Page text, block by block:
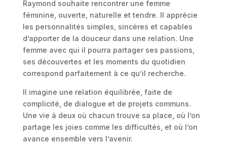
Raymond souhaite rencontrer une femme
féminine, ouverte, naturelle et tendre. Il apprécie
les personnalités simples, sincères et capables
d’apporter de la douceur dans une relation. Une
femme avec qui il pourra partager ses passions,
ses découvertes et les moments du quotidien
correspond parfaitement à ce qu’il recherche.
Il imagine une relation équilibrée, faite de
complicité, de dialogue et de projets communs.
Une vie à deux où chacun trouve sa place, où l’on
partage les joies comme les difficultés, et où l’on
avance ensemble vers l’avenir.